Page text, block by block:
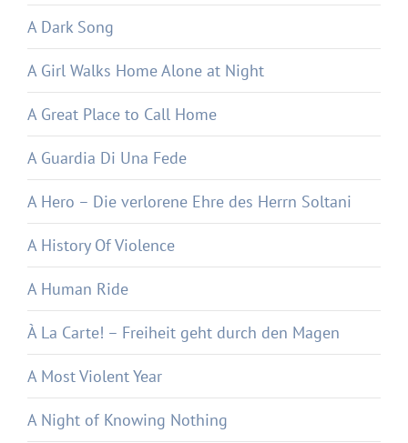
A Dark Song
A Girl Walks Home Alone at Night
A Great Place to Call Home
A Guardia Di Una Fede
A Hero – Die verlorene Ehre des Herrn Soltani
A History Of Violence
A Human Ride
À La Carte! – Freiheit geht durch den Magen
A Most Violent Year
A Night of Knowing Nothing